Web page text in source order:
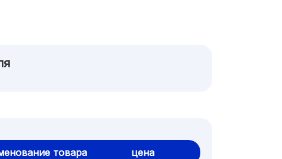
товара цена